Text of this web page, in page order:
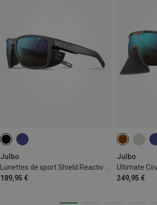
Julbo
189,95 €
Julbo
249,95 €
L